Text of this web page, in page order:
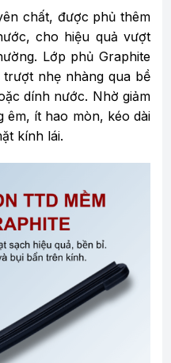
chất, được phủ thêm
cho hiệu quả vượt
Lớp phủ Graphite
nhẹ nhàng qua bề
dính nước. Nhờ giảm
êm, ít hao mòn, kéo dài
kính lái.